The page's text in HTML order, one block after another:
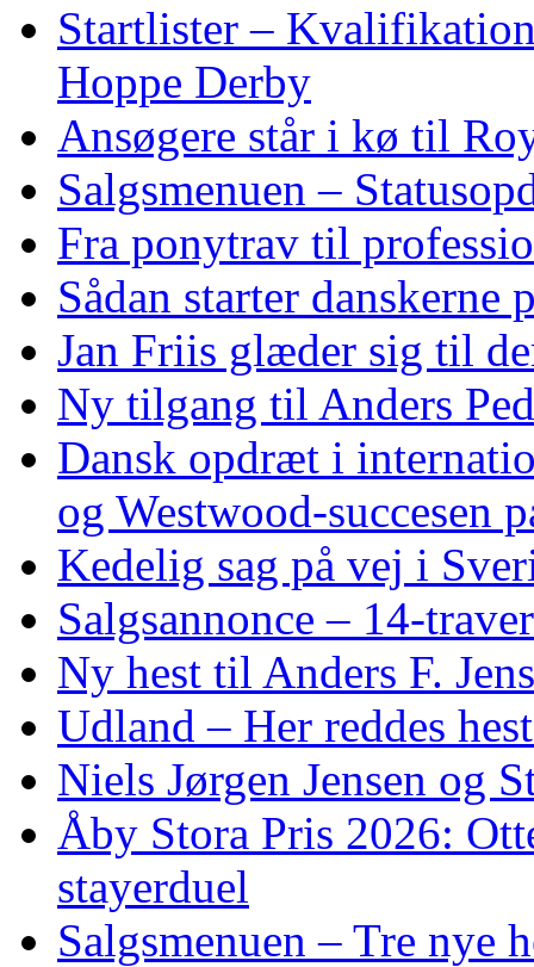
Startlister –
Hoppe Derby
Ansøgere står i kø til
Salgsmenuen –
Fra ponytrav til
Sådan starter danskerne
Jan Friis glæder sig til
Ny tilgang til Anders
Dansk opdræt i
og Westwood‑succesen
Kedelig sag på vej i
Salgsannonce –
Ny hest til Anders F.
Udland – Her reddes
Niels Jørgen Jensen og
Åby Stora Pris 2026:
stayerduel
Salgsmenuen – Tre nye